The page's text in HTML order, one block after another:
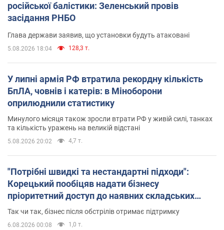
російської балістики: Зеленський провів
засідання РНБО
Глава держави заявив, що установки будуть атаковані
5.08.2026 18:04 128,3 т.
У липні армія РФ втратила рекордну кількість
БпЛА, човнів і катерів: в Міноборони
оприлюднили статистику
Минулого місяця також зросли втрати РФ у живій силі, танках
та кількість уражень на великій відстані
5.08.2026 20:02 4,7 т.
"Потрібні швидкі та нестандартні підходи":
Корецький пообіцяв надати бізнесу
пріоритетний доступ до наявних складських
приміщень
Так чи так, бізнес після обстрілів отримає підтримку
6.08.2026 00:08 1,0 т.